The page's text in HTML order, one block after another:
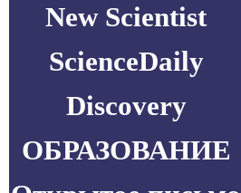
New Scientist
ScienceDaily
Discovery
ОБРАЗОВАНИЕ